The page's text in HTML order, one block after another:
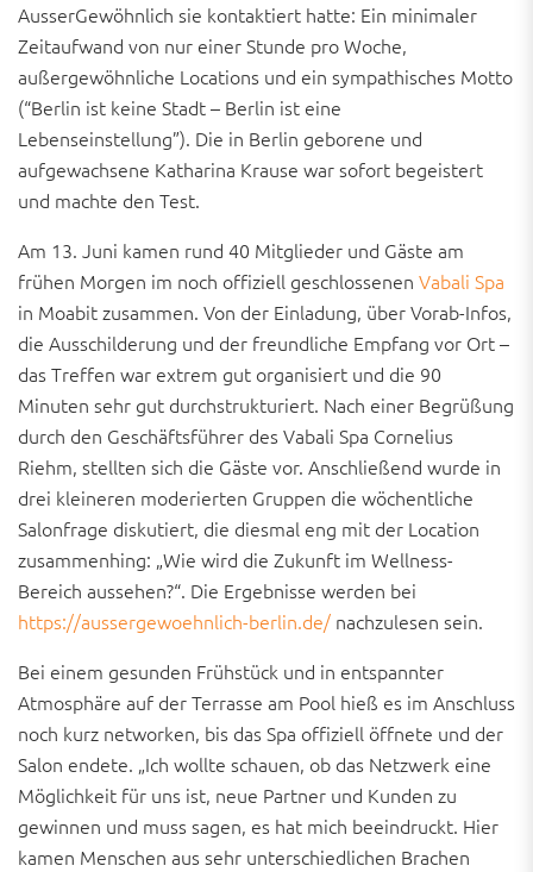
AusserGewöhnlich sie kontaktiert hatte: Ein minimaler
Zeitaufwand von nur einer Stunde pro Woche,
außergewöhnliche Locations und ein sympathisches Motto
(“Berlin ist keine Stadt – Berlin ist eine
Lebenseinstellung”). Die in Berlin geborene und
aufgewachsene Katharina Krause war sofort begeistert
und machte den Test.
Am 13. Juni kamen rund 40 Mitglieder und Gäste am
frühen Morgen im noch offiziell geschlossenen Vabali Spa
in Moabit zusammen. Von der Einladung, über Vorab-Infos,
die Ausschilderung und der freundliche Empfang vor Ort –
das Treffen war extrem gut organisiert und die 90
Minuten sehr gut durchstrukturiert. Nach einer Begrüßung
durch den Geschäftsführer des Vabali Spa Cornelius
Riehm, stellten sich die Gäste vor. Anschließend wurde in
drei kleineren moderierten Gruppen die wöchentliche
Salonfrage diskutiert, die diesmal eng mit der Location
zusammenhing: „Wie wird die Zukunft im Wellness-
Bereich aussehen?“. Die Ergebnisse werden bei
https://aussergewoehnlich-berlin.de/ nachzulesen sein.
Bei einem gesunden Frühstück und in entspannter
Atmosphäre auf der Terrasse am Pool hieß es im Anschluss
noch kurz networken, bis das Spa offiziell öffnete und der
Salon endete. „Ich wollte schauen, ob das Netzwerk eine
Möglichkeit für uns ist, neue Partner und Kunden zu
gewinnen und muss sagen, es hat mich beeindruckt. Hier
kamen Menschen aus sehr unterschiedlichen Brachen